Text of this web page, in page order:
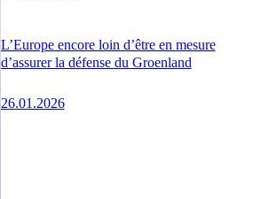
L’Europe encore loin d’être en mesure
d’assurer la défense du Groenland
26.01.2026